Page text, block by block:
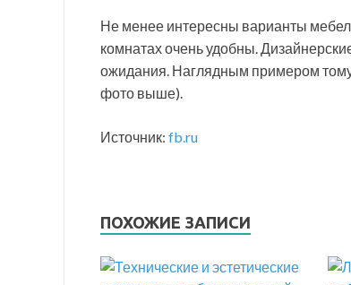
Не менее интересны варианты
комнатах очень удобны.
ожидания. Наглядным примером
фото выше).
Источник: fb.ru
ПОХОЖИЕ ЗАПИСИ